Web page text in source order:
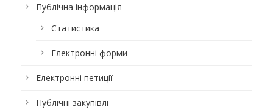
Публічна інформація
Статистика
Електронні форми
Електронні петиції
Публічні закупівлі